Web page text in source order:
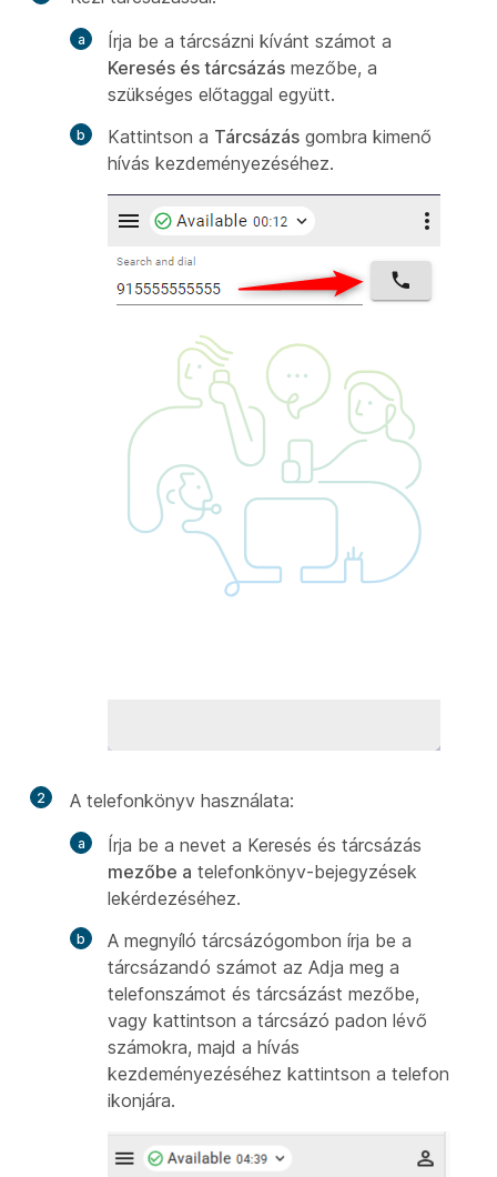
Írja be a tárcsázni kívánt számot a
Keresés és tárcsázás mezőbe, a
szükséges előtaggal együtt.
Kattintson a Tárcsázás gombra kimenő
hívás kezdeményezéséhez.
2
A telefonkönyv használata:
Írja be a nevet a Keresés és tárcsázás
mezőbe a telefonkönyv-bejegyzések
lekérdezéséhez.
A megnyíló tárcsázógombon írja be a
tárcsázandó számot az Adja meg a
telefonszámot és tárcsázást mezőbe,
vagy kattintson a tárcsázó padon lévő
számokra, majd a hívás
kezdeményezéséhez kattintson a telefon
ikonjára.